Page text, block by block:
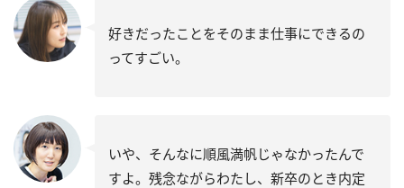
好きだったことをそのまま仕事にできるの
ってすごい。
いや、そんなに順風満帆じゃなかったんで
すよ。残念ながらわたし、新卒のとき内定